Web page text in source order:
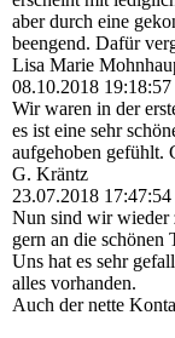
aber durch eine
beengend. Dafür
Lisa Marie
08.10.2018 19:18:57
Wir waren in der
es ist eine sehr
aufgehoben gefühlt.
G. Kräntz
23.07.2018 17:47:54
Nun sind wir wieder
gern an die schönen
Uns hat es sehr
alles vorhanden.
Auch der nette